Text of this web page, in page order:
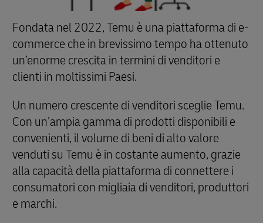
Fondata nel 2022, Temu è una piattaforma di e-
commerce che in brevissimo tempo ha ottenuto
un’enorme crescita in termini di venditori e
clienti in moltissimi Paesi.
Un numero crescente di venditori sceglie Temu.
Con un’ampia gamma di prodotti disponibili e
convenienti, il volume di beni di alto valore
venduti su Temu è in costante aumento, grazie
alla capacità della piattaforma di connettere i
consumatori con migliaia di venditori, produttori
e marchi.